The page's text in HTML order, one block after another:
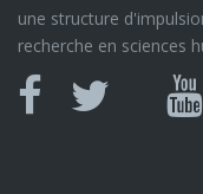
une structure
recherche en sciences
Canal